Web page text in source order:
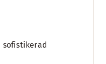
sofistikerad